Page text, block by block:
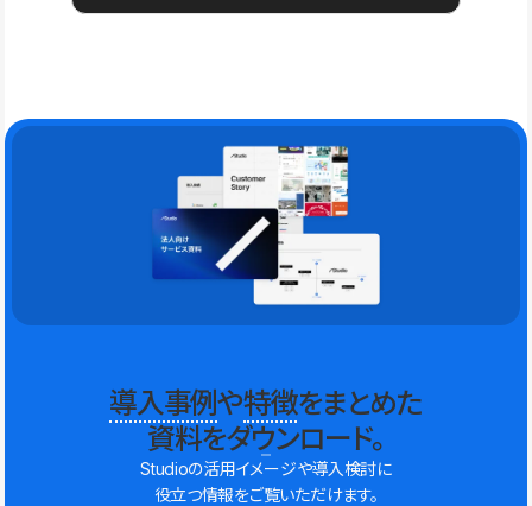
導入事例や特徴をまとめた
資料をダウンロード。
Studioの活用イメージや導入検討に
役立つ情報をご覧いただけます。